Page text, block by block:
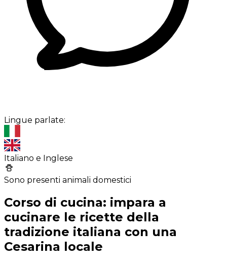
Lingue parlate:
Italiano e Inglese
Sono presenti animali domestici
Corso di cucina: impara a
cucinare le ricette della
tradizione italiana con una
Cesarina locale